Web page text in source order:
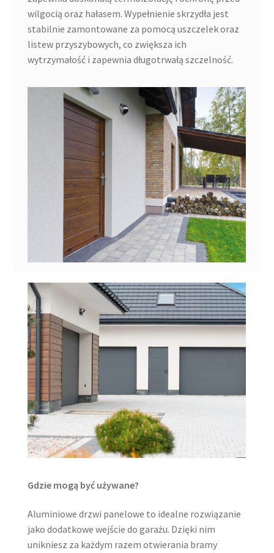
wilgocią oraz hałasem. Wypełnienie skrzydła jest
stabilnie zamontowane za pomocą uszczelek oraz
listew przyszybowych, co zwiększa ich
wytrzymałość i zapewnia długotrwałą szczelność.
Gdzie mogą być używane?
Aluminiowe drzwi panelowe to idealne rozwiązanie
jako dodatkowe wejście do garażu. Dzięki nim
unikniesz za każdym razem otwierania bramy